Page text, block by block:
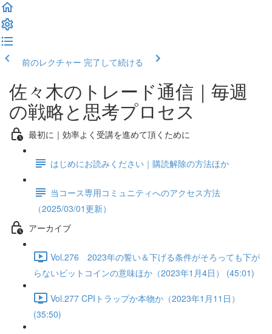
前のレクチャー 完了して続ける
佐々木のトレード通信｜毎週
の戦略と思考プロセス
最初に｜効率よく受講を進めて頂くために
はじめにお読みください｜購読解除の方法ほか
当コース専用コミュニティへのアクセス方法
（2025/03/01更新）
アーカイブ
Vol.276 2023年の誓い＆下げる条件がそろっても下が
らないビットコインの意味ほか（2023年1月4日） (45:01)
Vol.277 CPIトラップか本物か（2023年1月11日）
(35:50)